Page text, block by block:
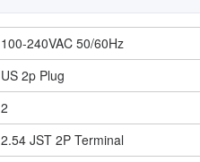
100-240VAC 50/60Hz
US 2p Plug
2
2.54 JST 2P Terminal